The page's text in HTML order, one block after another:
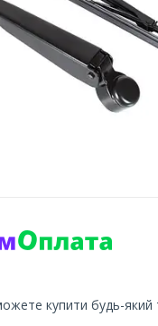
купити будь-